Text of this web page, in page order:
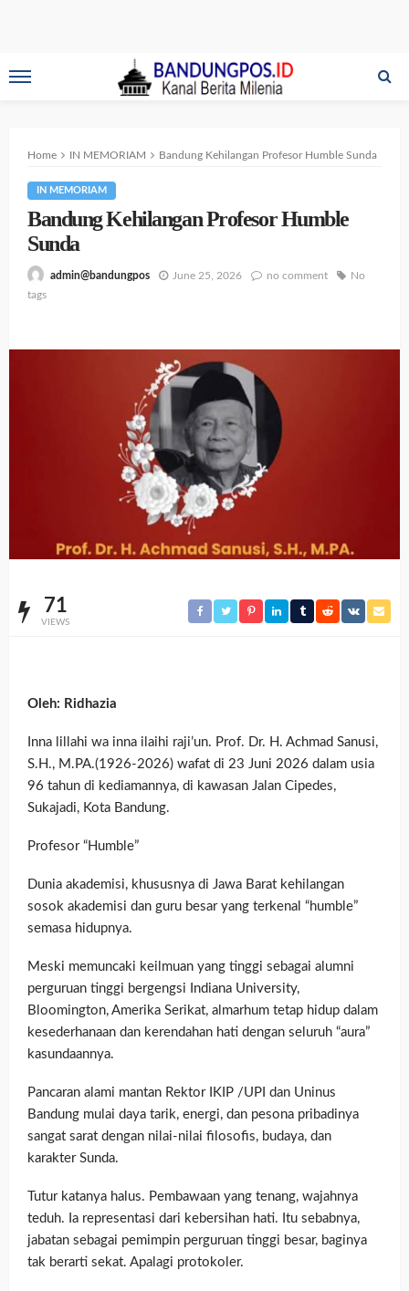
Home IN MEMORIAM Bandung Kehilangan Profesor Humble Sunda
IN MEMORIAM
Bandung Kehilangan Profesor Humble
Sunda
admin@bandungpos June 25, 2026 no comment
No
tags
71
VIEWS
Oleh: Ridhazia
Inna lillahi wa inna ilaihi raji’un. Prof. Dr. H. Achmad Sanusi,
S.H., M.PA.(1926-2026) wafat di 23 Juni 2026 dalam usia
96 tahun di kediamannya, di kawasan Jalan Cipedes,
Sukajadi, Kota Bandung.
Profesor “Humble”
Dunia akademisi, khususnya di Jawa Barat kehilangan
sosok akademisi dan guru besar yang terkenal “humble”
semasa hidupnya.
Meski memuncaki keilmuan yang tinggi sebagai alumni
perguruan tinggi bergengsi Indiana University,
Bloomington, Amerika Serikat, almarhum tetap hidup dalam
kesederhanaan dan kerendahan hati dengan seluruh “aura”
kasundaannya.
Pancaran alami mantan Rektor IKIP /UPI dan Uninus
Bandung mulai daya tarik, energi, dan pesona pribadinya
sangat sarat dengan nilai-nilai filosofis, budaya, dan
karakter Sunda.
Tutur katanya halus. Pembawaan yang tenang, wajahnya
teduh. Ia representasi dari kebersihan hati. Itu sebabnya,
jabatan sebagai pemimpin perguruan tinggi besar, baginya
tak berarti sekat. Apalagi protokoler.